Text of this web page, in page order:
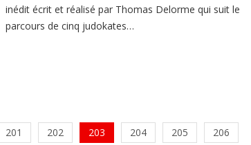
inédit écrit et réalisé par Thomas Delorme qui suit le
parcours de cinq judokates…
201 202 203 204 205 206